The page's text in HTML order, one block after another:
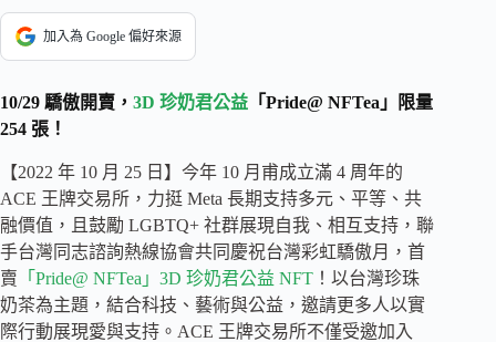
加入為 Google 偏好來源
10/29 驕傲開賣， 3D 珍奶君公益 「Pride@ NFTea」限量
254 張！
【2022 年 10 月 25 日】今年 10 月甫成立滿 4 周年的
ACE 王牌交易所，力挺 Meta 長期支持多元、平等、共
融價值，且鼓勵 LGBTQ+ 社群展現自我、相互支持，聯
手台灣同志諮詢熱線協會共同慶祝台灣彩虹驕傲月，首
賣 「Pride@ NFTea」3D 珍奶君公益 NFT ！以台灣珍珠
奶茶為主題，結合科技、藝術與公益，邀請更多人以實
際行動展現愛與支持。ACE 王牌交易所不僅受邀加入